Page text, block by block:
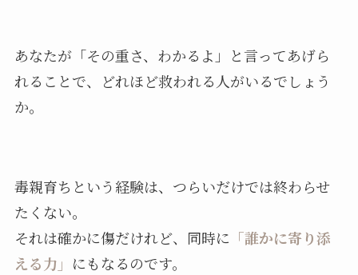
あなたが「その重さ、わかるよ」と言ってあげら
れることで、どれほど救われる人がいるでしょう
か。
毒親育ちという経験は、つらいだけでは終わらせ
たくない。
それは確かに傷だけれど、同時に 「誰かに寄り添
える力」 にもなるのです。